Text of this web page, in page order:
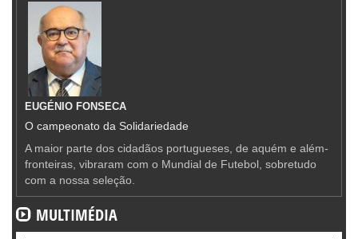
EUGÉNIO FONSECA
O campeonato da Solidariedade
A maior parte dos cidadãos portugueses, de aquém e além-
fronteiras, vibraram com o Mundial de Futebol, sobretudo
com a nossa seleção.
MULTIMÉDIA